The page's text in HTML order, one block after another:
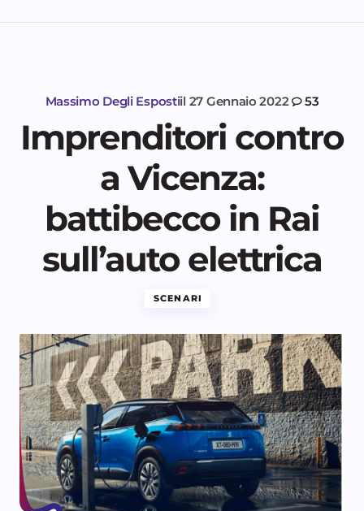
Massimo Degli Espostiil 27 Gennaio 2022 53
Imprenditori contro
a Vicenza:
battibecco in Rai
sull’auto elettrica
SCENARI